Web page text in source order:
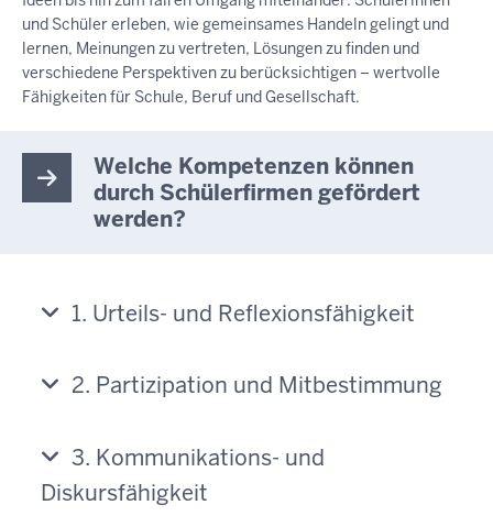
und Schüler erleben, wie gemeinsames Handeln gelingt und
lernen, Meinungen zu vertreten, Lösungen zu finden und
verschiedene Perspektiven zu berücksichtigen – wertvolle
Fähigkeiten für Schule, Beruf und Gesellschaft.
Welche Kompetenzen können
durch Schülerfirmen gefördert
werden?
1. Urteils- und Reflexionsfähigkeit
2. Partizipation und Mitbestimmung
3. Kommunikations- und
Diskursfähigkeit